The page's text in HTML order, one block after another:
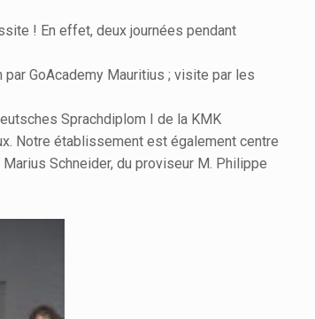
! En effet, deux journées pendant
GoAcademy Mauritius ; visite par les
Sprachdiplom I de la KMK
Notre établissement est également centre
Schneider, du proviseur M. Philippe